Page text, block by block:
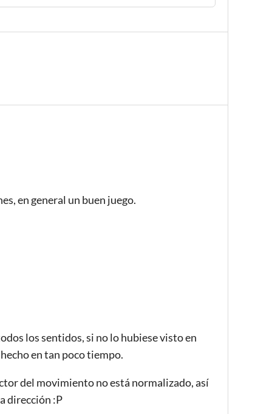
en general un buen juego.
los sentidos, si no lo hubiese visto en
en tan poco tiempo.
del movimiento no está normalizado, así
dirección :P